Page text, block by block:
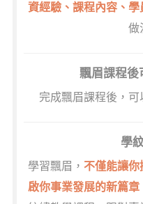
資經驗、課程內容、
做
飄眉課程後
完成飄眉課程後，可
學
學習飄眉， 不僅能讓你
啟你事業發展的新篇章